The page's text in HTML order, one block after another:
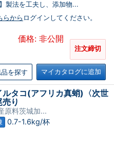
製法を工夫し、添加物...
らから ログインしてください。
価格: 非公開
注文締切
を探す マイカタログに追加
ルタコ(アフリカ真蛸)〈次世
り
原料茨城加...
0.7-1.6kg/杯